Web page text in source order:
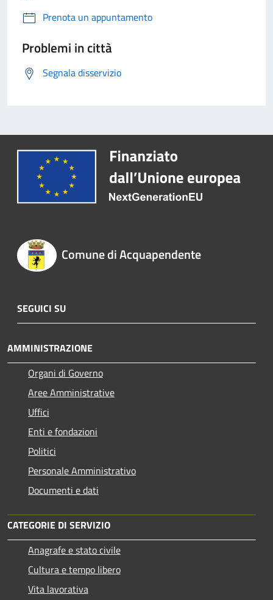
Prenota un appuntamento
Problemi in città
Segnala disservizio
Comune di Acquapendente
SEGUICI SU
AMMINISTRAZIONE
Organi di Governo
Aree Amministrative
Uffici
Enti e fondazioni
Politici
Personale Amministrativo
Documenti e dati
CATEGORIE DI SERVIZIO
Anagrafe e stato civile
Cultura e tempo libero
Vita lavorativa